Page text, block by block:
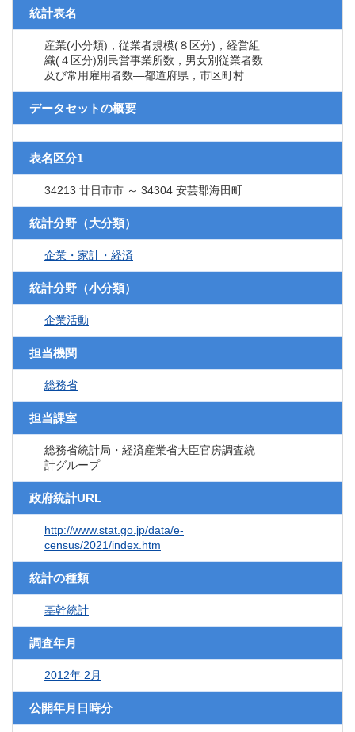
統計表名
産業(小分類)，従業者規模(８区分)，経営組
織(４区分)別民営事業所数，男女別従業者数
及び常用雇用者数―都道府県，市区町村
データセットの概要
表名区分1
34213 廿日市市 ～ 34304 安芸郡海田町
統計分野（大分類）
企業・家計・経済
統計分野（小分類）
企業活動
担当機関
総務省
担当課室
総務省統計局・経済産業省大臣官房調査統
計グループ
政府統計URL
http://www.stat.go.jp/data/e-
census/2021/index.htm
統計の種類
基幹統計
調査年月
2012年 2月
公開年月日時分